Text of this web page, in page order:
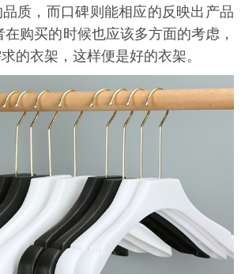
质，而口碑则能相应的反映出产品
购买的时候也应该多方面的考虑，
的衣架，这样便是好的衣架。